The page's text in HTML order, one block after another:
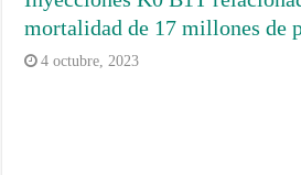
mortalidad de 17 millones de
4 octubre, 2023